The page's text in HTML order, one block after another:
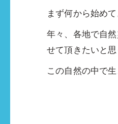
まず何から始め
年々、各地で自
せて頂きたいと思
この自然の中で
株